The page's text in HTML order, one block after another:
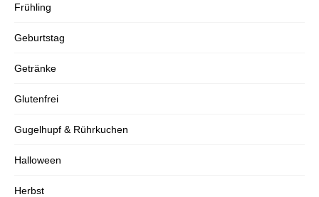
Frühling
Geburtstag
Getränke
Glutenfrei
Gugelhupf & Rührkuchen
Halloween
Herbst